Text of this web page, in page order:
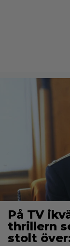
På TV
thrillern
stolt